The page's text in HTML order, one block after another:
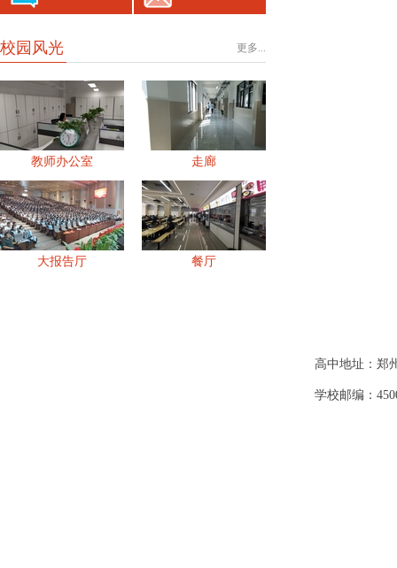
更多...
校园风光
教师办公室 走廊
大报告厅 餐厅
高中地址：郑
学校邮编：